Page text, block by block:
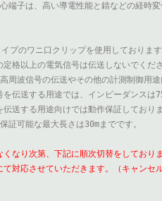
端子は、高い導電性能と錆などの経時
プのワニ口クリップを使用しておりま
格以上の電気信号は伝送しないでくださ
周波信号の伝送やその他の計測制御用
を伝送する用途では、インピーダンス
送する用途向けでは動作保証しており
証可能な最大長さは30mまでです。
くなり次第、下記に順次切替をしてお
対応させていただきます。（キャンセ